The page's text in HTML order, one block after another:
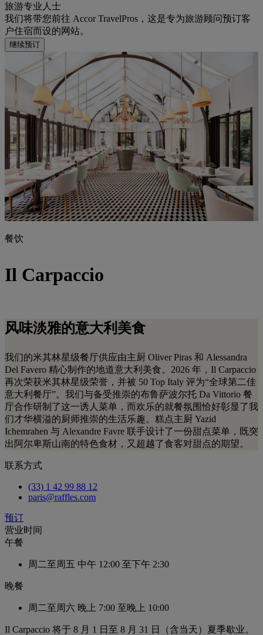
旅游专业人士
我们将带您前往 Accor TravelPros，这是专为旅游顾问预订客
户住宿而设的网站。
继续预订
餐饮
Il Carpaccio
风味淡雅的意大利美食
我们的米其林星级餐厅供应由主厨 Oliver Piras 和 Alessandra
Del Favero 精心制作的地道意大利美食。2026 年，Il Carpaccio
再次荣获米其林星级荣誉，并被 50 Top Italy 评为“全球第二佳
意大利餐厅”。我们与备受推崇的布鲁萨波尔托 Da Vittorio 餐
厅合作研制了这一诱人菜单，而欢乐的就餐氛围恰好彰显了我
们才华横溢的厨师推崇的生活乐趣。糕点主厨 Yazid
Ichemrahen 与 Alexandre Favre 联手设计了一份甜点菜单，既突
出阿尔卑斯山南的特色食材，又超越了食客对甜点的期望。
联系方式
(33) 1 42 99 88 12
paris@raffles.com
预订
营业时间
午餐
周二至周五 中午 12:00 至下午 2:30
晚餐
周二至周六 晚上 7:00 至晚上 10:00
Il Carpaccio 将于 8 月 1 日至 8 月 31 日（含当天）夏季歇业。